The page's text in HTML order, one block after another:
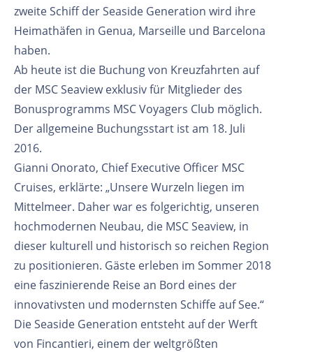
zweite Schiff der Seaside Generation wird ihre
Heimathäfen in Genua, Marseille und Barcelona
haben.
Ab heute ist die Buchung von Kreuzfahrten auf
der MSC Seaview exklusiv für Mitglieder des
Bonusprogramms MSC Voyagers Club möglich.
Der allgemeine Buchungsstart ist am 18. Juli
2016.
Gianni Onorato, Chief Executive Officer MSC
Cruises, erklärte: „Unsere Wurzeln liegen im
Mittelmeer. Daher war es folgerichtig, unseren
hochmodernen Neubau, die MSC Seaview, in
dieser kulturell und historisch so reichen Region
zu positionieren. Gäste erleben im Sommer 2018
eine faszinierende Reise an Bord eines der
innovativsten und modernsten Schiffe auf See.“
Die Seaside Generation entsteht auf der Werft
von Fincantieri, einem der weltgrößten